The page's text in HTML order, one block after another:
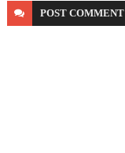
POST COMMENT